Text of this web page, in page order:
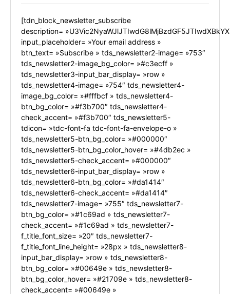
[tdn_block_newsletter_subscribe
description=
input_placeholder= »Your email address »
btn_text= »Subscribe » tds_newsletter2-image= »753″
tds_newsletter2-image_bg_color= »#c3ecff »
tds_newsletter3-input_bar_display= »row »
tds_newsletter4-image= »754″ tds_newsletter4-
image_bg_color= »#fffbcf » tds_newsletter4-
btn_bg_color= »#f3b700″ tds_newsletter4-
check_accent= »#f3b700″ tds_newsletter5-
tdicon= »tdc-font-fa tdc-font-fa-envelope-o »
tds_newsletter5-btn_bg_color= »#000000″
tds_newsletter5-btn_bg_color_hover= »#4db2ec »
tds_newsletter5-check_accent= »#000000″
tds_newsletter6-input_bar_display= »row »
tds_newsletter6-btn_bg_color= »#da1414″
tds_newsletter6-check_accent= »#da1414″
tds_newsletter7-image= »755″ tds_newsletter7-
btn_bg_color= »#1c69ad » tds_newsletter7-
check_accent= »#1c69ad » tds_newsletter7-
f_title_font_size= »20″ tds_newsletter7-
f_title_font_line_height= »28px » tds_newsletter8-
input_bar_display= »row » tds_newsletter8-
btn_bg_color= »#00649e » tds_newsletter8-
btn_bg_color_hover= »#21709e » tds_newsletter8-
check_accent= »#00649e »